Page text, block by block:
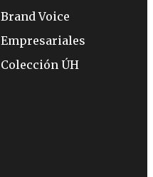
Brand Voice
Empresariales
Colección ÚH